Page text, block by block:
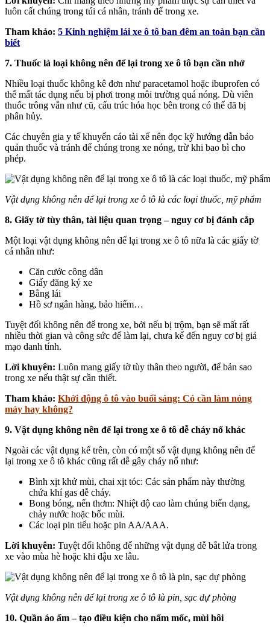
luôn cất chúng trong túi cá nhân, tránh để trong xe.
Tham khảo: 5 Kinh nghiệm lái xe ô tô ban đêm an toàn bạn cần
biết
7. Thuốc là loại không nên để lại trong xe ô tô bạn cần nhớ
Nhiều loại thuốc không kê đơn như paracetamol hoặc ibuprofen có
thể mất tác dụng nếu bị phơi trong môi trường quá nóng. Dù viên
thuốc trông vẫn như cũ, cấu trúc hóa học bên trong có thể đã bị
phân hủy.
Các chuyên gia y tế khuyến cáo tài xế nên đọc kỹ hướng dẫn bảo
quản thuốc và tránh để chúng trong xe nóng, trừ khi bao bì cho
phép.
Vật dụng không nên để lại trong xe ô tô là các loại thuốc, mỹ phẩm
8. Giấy tờ tùy thân, tài liệu quan trọng – nguy cơ bị đánh cắp
Một loại vật dụng không nên để lại trong xe ô tô nữa là các giấy tờ
cá nhân như:
Căn cước công dân
Giấy đăng ký xe
Bằng lái
Hồ sơ ngân hàng, bảo hiểm…
Tuyệt đối không nên để trong xe, bởi nếu bị trộm, bạn sẽ mất rất
nhiều thời gian và công sức để làm lại, chưa kể đến nguy cơ bị giả
mạo danh tính.
Lời khuyên: Luôn mang giấy tờ tùy thân theo người, để bản sao
trong xe nếu thật sự cần thiết.
Tham khảo: Khởi động ô tô vào buổi sáng: Có cần làm nóng
máy hay không?
9. Vật dụng không nên để lại trong xe ô tô dễ cháy nổ khác
Ngoài các vật dụng kể trên, còn có một số vật dụng không nên để
lại trong xe ô tô khác cũng rất dễ gây cháy nổ như:
Bình xịt khử mùi, chai xịt tóc: Các sản phẩm này thường
chứa khí gas dễ cháy.
Bong bóng, nến thơm: Nhiệt độ cao làm chúng biến dạng,
chảy nước hoặc bốc mùi.
Các loại pin tiểu hoặc pin AA/AAA.
Lời khuyên: Tuyệt đối không để những vật dụng dễ bắt lửa trong
xe vào mùa hè hoặc khi đậu xe lâu.
Vật dụng không nên để lại trong xe ô tô là pin, sạc dự phòng
10. Quần áo ẩm – tạo điều kiện cho nấm mốc, mùi hôi